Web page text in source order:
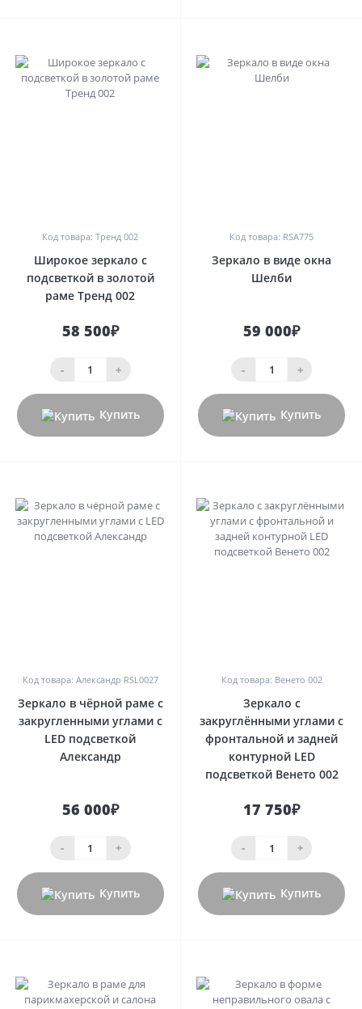
Код товара: Тренд 002
Широкое зеркало с
подсветкой в золотой
раме Тренд 002
58 500₽
- +
Купить
Код товара: RSA775
Зеркало в виде окна
Шелби
59 000₽
- +
Купить
Код товара: Александр RSL0027
Зеркало в чёрной раме с
закругленными углами с
LED подсветкой
Александр
56 000₽
- +
Купить
Код товара: Венето 002
Зеркало с
закруглёнными углами с
фронтальной и задней
контурной LED
подсветкой Венето 002
17 750₽
- +
Купить